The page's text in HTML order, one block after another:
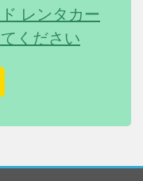
レンタカー
ください